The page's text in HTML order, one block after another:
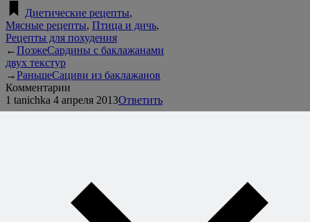
Диетические рецепты,
Мясные рецепты, Птица и дичь,
Рецепты для похудения
←ПозжеСардины с баклажанами
двух текстур
→РаньшеСациви из баклажанов
Комментарии
1 tanichka 4 апреля 2013Ответить
Алексей Онегин
А в жизни всегда так — чем меньше воробей, чем